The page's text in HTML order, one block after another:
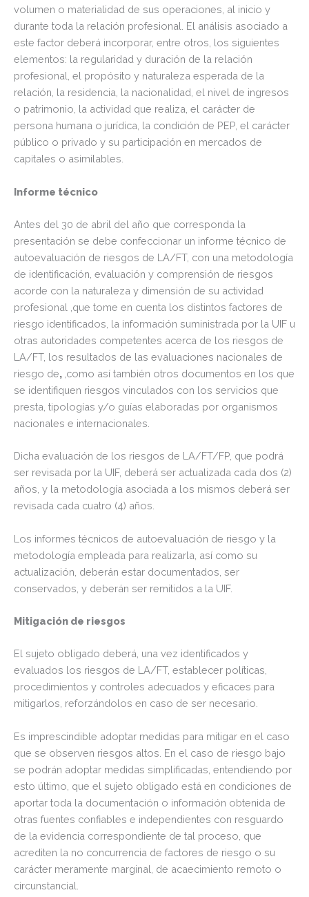
volumen o materialidad de sus operaciones, al inicio y
durante toda la relación profesional. El análisis asociado a
este factor deberá incorporar, entre otros, los siguientes
elementos: la regularidad y duración de la relación
profesional, el propósito y naturaleza esperada de la
relación, la residencia, la nacionalidad, el nivel de ingresos
o patrimonio, la actividad que realiza, el carácter de
persona humana o jurídica, la condición de PEP, el carácter
público o privado y su participación en mercados de
capitales o asimilables.
Informe técnico
Antes del 30 de abril del año que corresponda la
presentación se debe confeccionar un informe técnico de
autoevaluación de riesgos de LA/FT, con una metodología
de identificación, evaluación y comprensión de riesgos
acorde con la naturaleza y dimensión de su actividad
profesional ,que tome en cuenta los distintos factores de
riesgo identificados, la información suministrada por la UIF u
otras autoridades competentes acerca de los riesgos de
LA/FT, los resultados de las evaluaciones nacionales de
riesgo de, ,como así también otros documentos en los que
se identifiquen riesgos vinculados con los servicios que
presta, tipologías y/o guías elaboradas por organismos
nacionales e internacionales.
Dicha evaluación de los riesgos de LA/FT/FP, que podrá
ser revisada por la UIF, deberá ser actualizada cada dos (2)
años, y la metodología asociada a los mismos deberá ser
revisada cada cuatro (4) años.
Los informes técnicos de autoevaluación de riesgo y la
metodología empleada para realizarla, así como su
actualización, deberán estar documentados, ser
conservados, y deberán ser remitidos a la UIF.
Mitigación de riesgos
El sujeto obligado deberá, una vez identificados y
evaluados los riesgos de LA/FT, establecer políticas,
procedimientos y controles adecuados y eficaces para
mitigarlos, reforzándolos en caso de ser necesario.
Es imprescindible adoptar medidas para mitigar en el caso
que se observen riesgos altos. En el caso de riesgo bajo
se podrán adoptar medidas simplificadas, entendiendo por
esto último, que el sujeto obligado está en condiciones de
aportar toda la documentación o información obtenida de
otras fuentes confiables e independientes con resguardo
de la evidencia correspondiente de tal proceso, que
acrediten la no concurrencia de factores de riesgo o su
carácter meramente marginal, de acaecimiento remoto o
circunstancial.